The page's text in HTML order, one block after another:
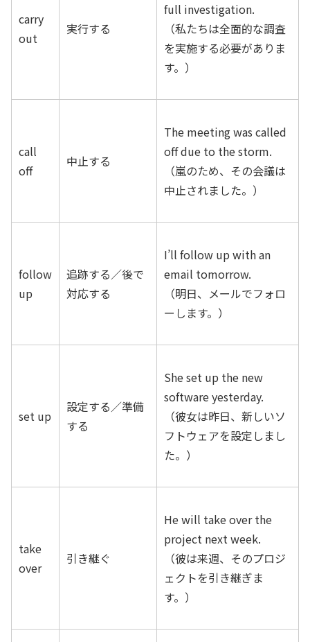
carry
out
実行する
full investigation.
（私たちは全面的な調査
を実施する必要がありま
す。）
call
off
中止する
The meeting was called
off due to the storm.
（嵐のため、その会議は
中止されました。）
follow
up
追跡する／後で
対応する
I’ll follow up with an
email tomorrow.
（明日、メールでフォロ
ーします。）
set up
設定する／準備
する
She set up the new
software yesterday.
（彼女は昨日、新しいソ
フトウェアを設定しまし
た。）
take
over
引き継ぐ
He will take over the
project next week.
（彼は来週、そのプロジ
ェクトを引き継ぎま
す。）